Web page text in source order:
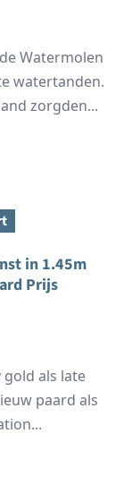
Watermolen
watertanden.
zorgden...
in 1.45m
Prijs
gold als late
paard als